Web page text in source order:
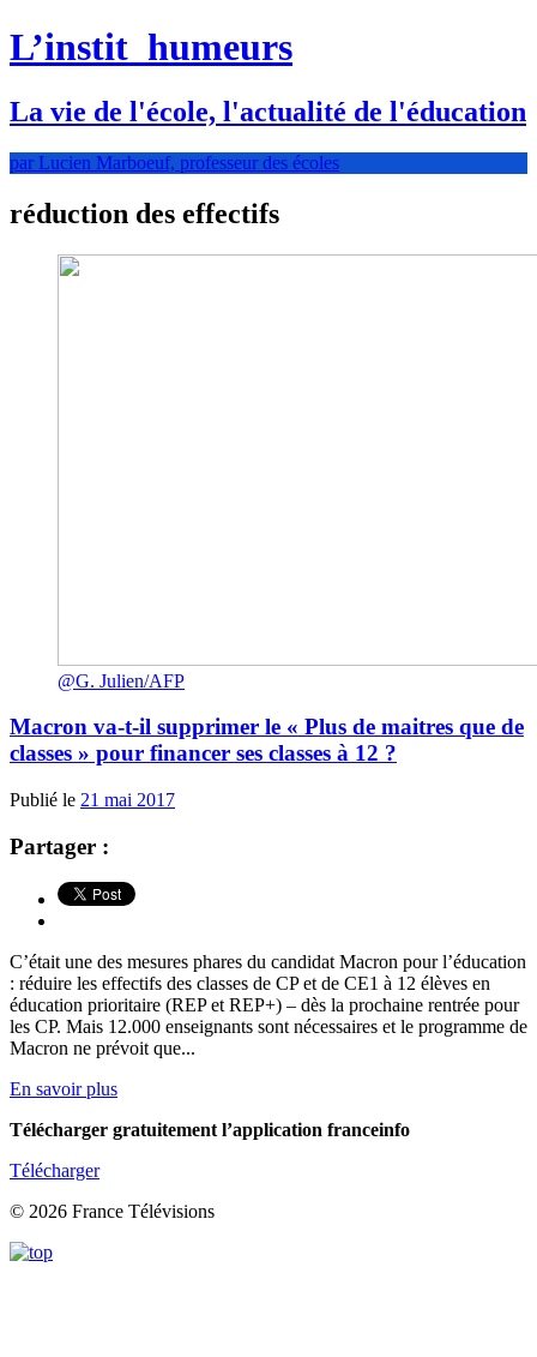
L’instit humeurs
La vie de l'école, l'actualité de l'éducation
par Lucien Marboeuf, professeur des écoles
réduction des effectifs
@G. Julien/AFP
Macron va-t-il supprimer le « Plus de maitres que de
classes » pour financer ses classes à 12 ?
Publié le 21 mai 2017
Partager :
C’était une des mesures phares du candidat Macron pour l’éducation
: réduire les effectifs des classes de CP et de CE1 à 12 élèves en
éducation prioritaire (REP et REP+) – dès la prochaine rentrée pour
les CP. Mais 12.000 enseignants sont nécessaires et le programme de
Macron ne prévoit que...
En savoir plus
Télécharger gratuitement l’application franceinfo
Télécharger
© 2026 France Télévisions